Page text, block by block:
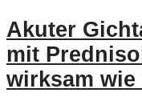
Akuter
mit
wirksam